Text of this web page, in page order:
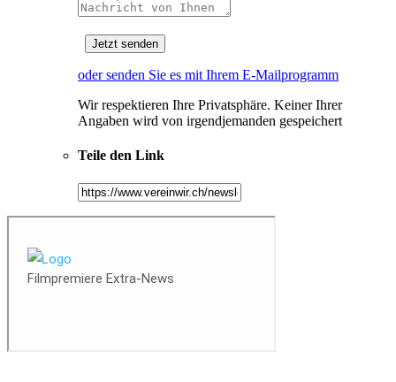
oder senden Sie es mit Ihrem E-Mailprogramm
Wir respektieren Ihre Privatsphäre. Keiner Ihrer
Angaben wird von irgendjemanden gespeichert
Teile den Link